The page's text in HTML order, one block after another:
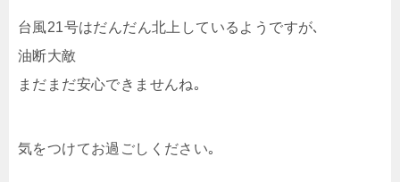
台風21号はだんだん北上しているようですが､
油断大敵
まだまだ安心できませんね｡
気をつけてお過ごしください｡